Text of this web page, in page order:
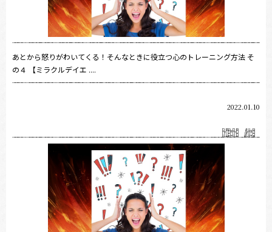
あとから怒りがわいてくる！そんなときに役立つ心のトレーニング方法 そ
の４ 【ミラクルデイエ ....
2022.01.10